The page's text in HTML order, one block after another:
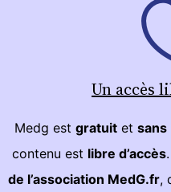
Un accès
Medg est gratuitet sans
contenu est libre d’accès
de l’association MedG.fr,